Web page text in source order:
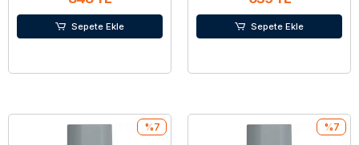
Sepete Ekle Sepete Ekle
%7 %7